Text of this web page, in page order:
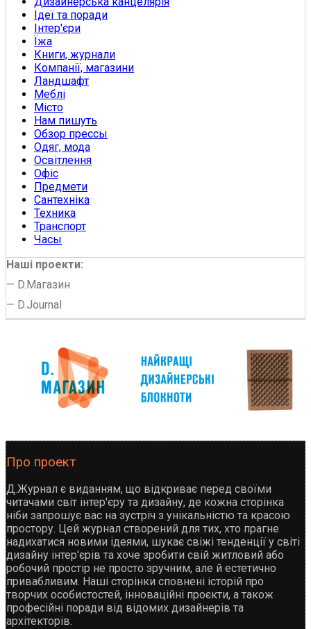
Ідеї та поради
Інтер'єри
Їжа
Книги, журнали
Компанії, магазини
Ландшафт
Меблі
Місто
Нам пишуть
Обзор прессы
Одяг, мода
Освітлення
Офіс
Предмети
Сантехніка
Техника
Транспорт
Часы
Наші проекти:
— D.Магазин
— D.Journal
Про проект
Д.Журнал є виданням, що відкриває перед своїми
читачами світ інтер'єру та дизайну, де кожна сторінка
ніби запрошує вас на зустріч з унікальністю та красою
простору. Цей журнал створений для тих, хто прагне
надихатися новими ідеями, шукає свіжі тенденції у світі
дизайну інтер'єрів та хоче зробити свій житловий або
робочий простір не просто зручним, але й естетично
привабливим. Наші сторінки сповнені історій про
творчих особистостей, інноваційні проєкти, а також
професійні поради від відомих дизайнерів та
архітекторів.